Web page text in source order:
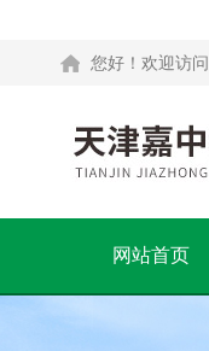
您好！欢迎访
网站首页